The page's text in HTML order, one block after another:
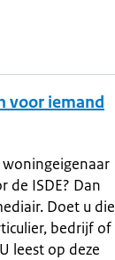
voor iemand
de ISDE? Dan
Doet u die
bedrijf of
leest op deze